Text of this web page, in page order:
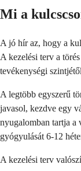
Mi a
A jó hír az, hogy a
A kezelési terv a
tevékenységi
A legtöbb egyszerű
javasol, kezdve egy
nyugalomban tartja a
gyógyulását 6-12
A kezelési terv